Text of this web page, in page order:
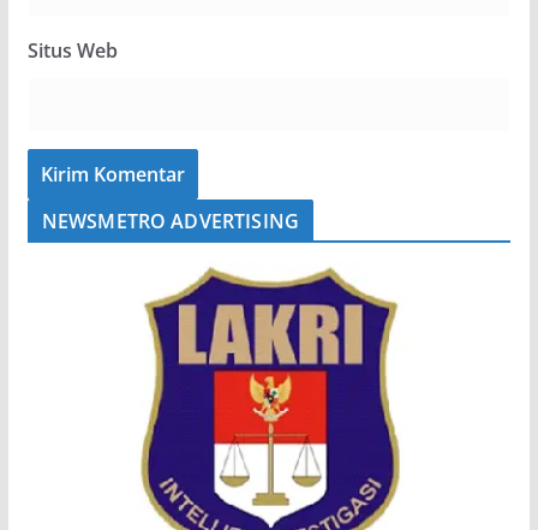
Situs Web
NEWSMETRO ADVERTISING